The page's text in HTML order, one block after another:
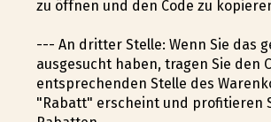
zu öffnen und den Code zu
--- An dritter Stelle: Wenn Sie das
ausgesucht haben, tragen Sie den
entsprechenden Stelle des
"Rabatt" erscheint und profitieren